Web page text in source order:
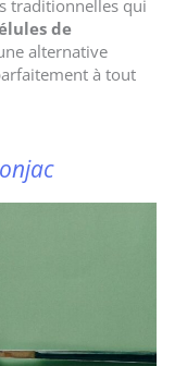
traditionnelles qui
de
alternative
à tout